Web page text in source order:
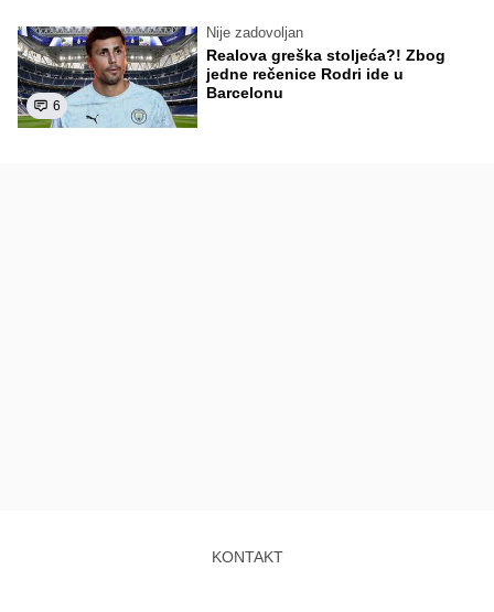
6
Nije zadovoljan
Realova greška stoljeća?! Zbog
jedne rečenice Rodri ide u
Barcelonu
KONTAKT